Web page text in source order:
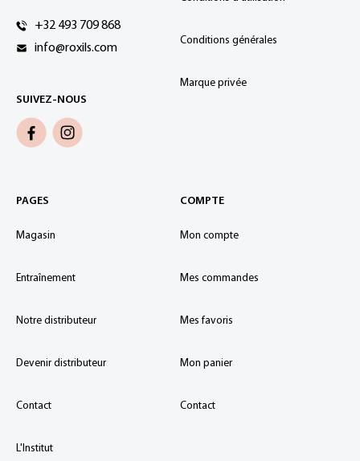
+32 493 709 868
info@roxils.com
SUIVEZ-NOUS
Conditions générales
Marque privée
PAGES
Magasin
Entraînement
Notre distributeur
Devenir distributeur
Contact
L'Institut
COMPTE
Mon compte
Mes commandes
Mes favoris
Mon panier
Contact